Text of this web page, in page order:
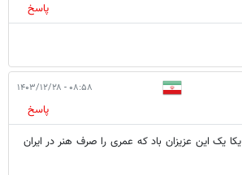
پاسخ
۰۸:۵۸ - ۱۴۰۳/۱۲/۲۸
پاسخ
یک این عزیزان باد که عمری را صرف هنر در ایران